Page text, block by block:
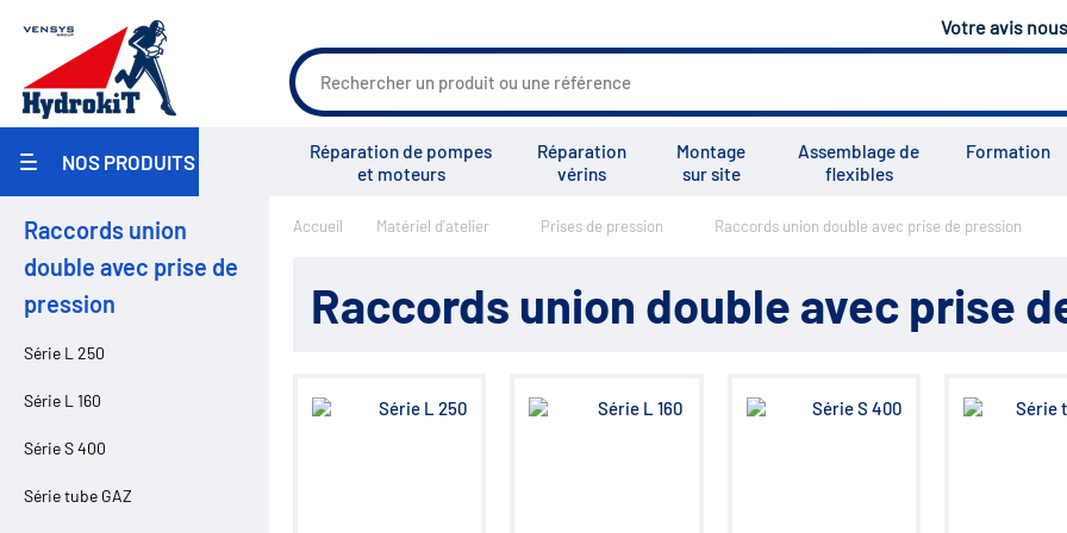
Votre avis
NOS PRODUITS
Travaux Publics / Manutention
Industrie / Agro-alimentaire
Pièces pour pulvérisateurs
agricoles
Environnement
Pompe hydraulique
Filtration
Centrales hydrauliques
Accumulateurs
Réparation de pompes
et moteurs
Réparation
vérins
Montage
sur site
Assemblage de
flexibles
Formation
Groupe Vensys Actualités Salons Tous les services Tutoriels
Raccords union
double avec prise de
pression
Série L 250
Série L 160
Série S 400
Série tube GAZ
Accueil Matériel d'atelier Prises de pression Raccords union double avec prise de pression
Raccords union double avec prise